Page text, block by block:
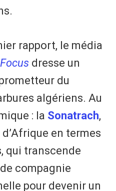
rapport, le média
dresse un
du
algériens. Au
: la Sonatrach,
en termes
qui transcende
compagnie
pour devenir un